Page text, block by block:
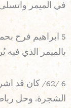
في الميمر
5 ابراهيم فرح
بالميمر الذي فيه
6 /62/ كان
الشجرة، وحل